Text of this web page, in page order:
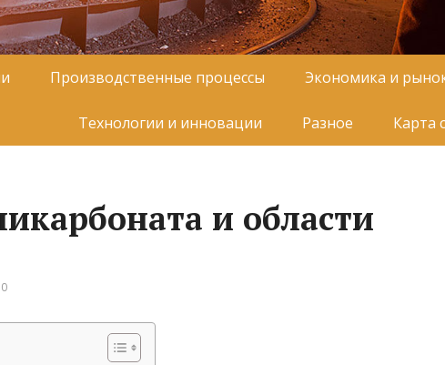
Производственные процессы Экономика и
Технологии и инновации Разное Карта
и области